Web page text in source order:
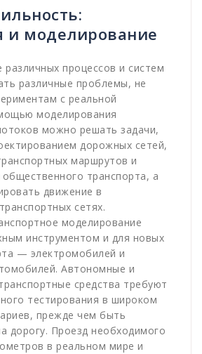
и моделирование
процессов и систем
различные проблемы, не
с реальной
моделирования
можно решать задачи,
дорожных сетей,
маршрутов и
общественного транспорта, а
движение в
сетях.
моделирование
инструментом и для новых
— электромобилей и
Автономные и
средства требуют
тестирования в широком
прежде чем быть
дорогу. Проезд необходимого
в реальном мире и